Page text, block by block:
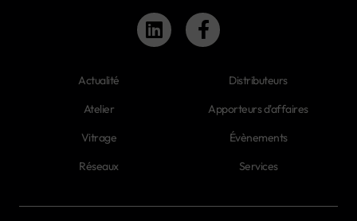
Actualité
Atelier
Vitrage
Réseaux
Distributeurs
Apporteurs d'affaires
Évènements
Services